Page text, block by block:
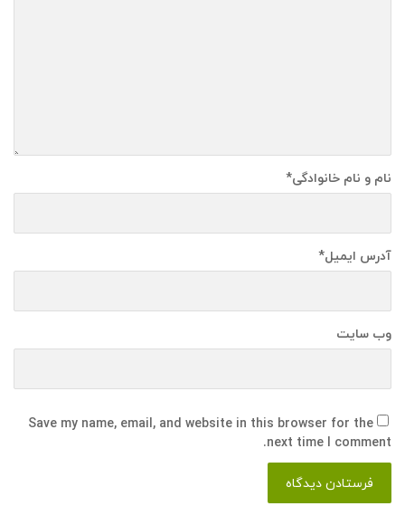
نام و نام خانوادگی*
آدرس ایمیل*
وب سایت
Save my name, email, and website in this browser for the
next time I comment.